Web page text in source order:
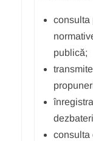
consulta
publică;
consulta